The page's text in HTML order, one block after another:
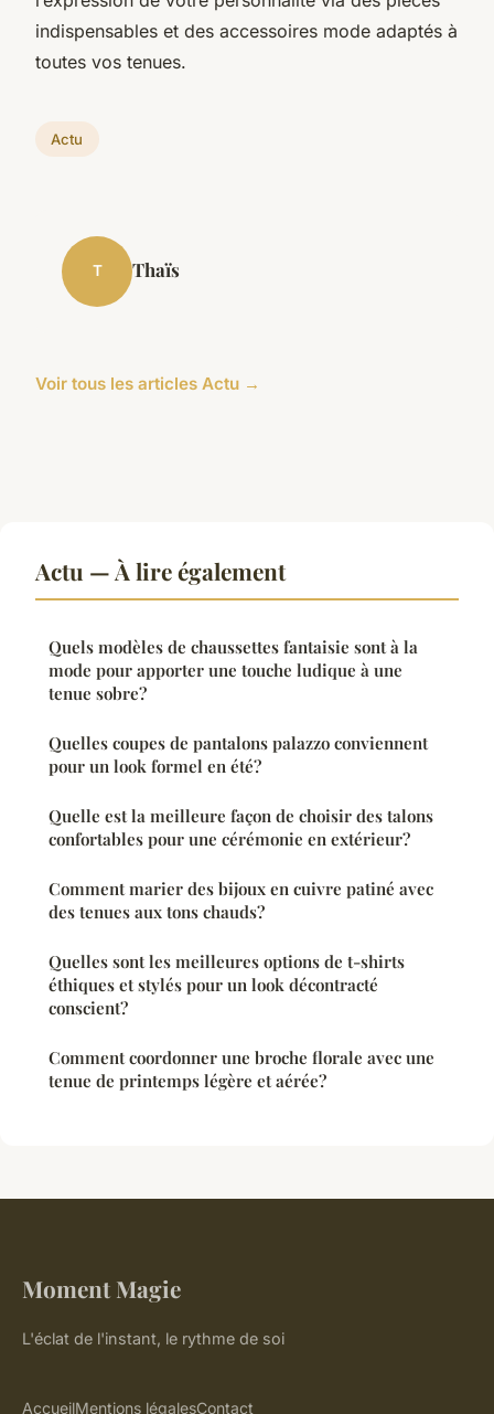
indispensables et des accessoires mode adaptés à
toutes vos tenues.
Actu
T Thaïs
Voir tous les articles Actu →
Actu — À lire également
Quels modèles de chaussettes fantaisie sont à la
mode pour apporter une touche ludique à une
tenue sobre?
Quelles coupes de pantalons palazzo conviennent
pour un look formel en été?
Quelle est la meilleure façon de choisir des talons
confortables pour une cérémonie en extérieur?
Comment marier des bijoux en cuivre patiné avec
des tenues aux tons chauds?
Quelles sont les meilleures options de t-shirts
éthiques et stylés pour un look décontracté
conscient?
Comment coordonner une broche florale avec une
tenue de printemps légère et aérée?
Moment Magie
L'éclat de l'instant, le rythme de soi
AccueilMentions légalesContact